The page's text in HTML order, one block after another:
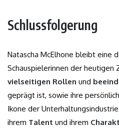
Schlussfolgerung
Natascha McElhone bleibt eine
Schauspielerinnen der heutigen
vielseitigen Rollen und
geprägt ist, sowie ihre
Ikone der
ihrem Talent und ihrem